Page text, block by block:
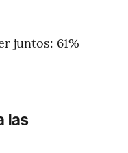
juntos: 61%
las